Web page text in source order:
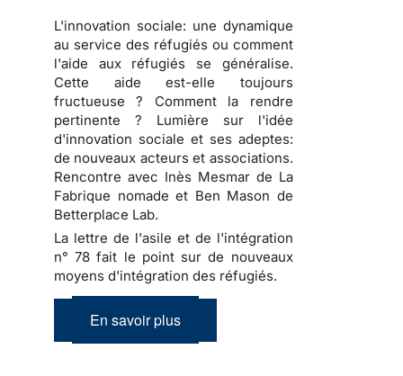
L'innovation sociale: une dynamique
au service des réfugiés ou comment
l'aide aux réfugiés se généralise.
Cette aide est-elle toujours
fructueuse ? Comment la rendre
pertinente ? Lumière sur l'idée
d'innovation sociale et ses adeptes:
de nouveaux acteurs et associations.
Rencontre avec Inès Mesmar de La
Fabrique nomade et Ben Mason de
Betterplace Lab.
La lettre de l'asile et de l'intégration
n° 78 fait le point sur de nouveaux
moyens d'intégration des réfugiés.
En savoir plus